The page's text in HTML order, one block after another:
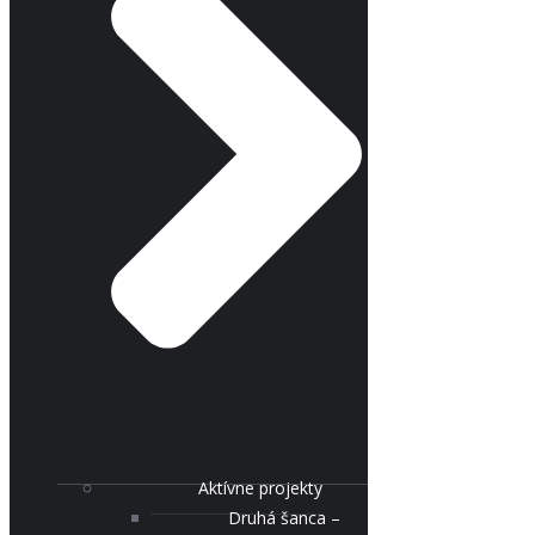
Aktívne projekty
Druhá šanca –